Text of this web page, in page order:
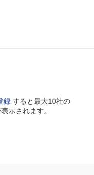
録 すると最大10社の
示されます。